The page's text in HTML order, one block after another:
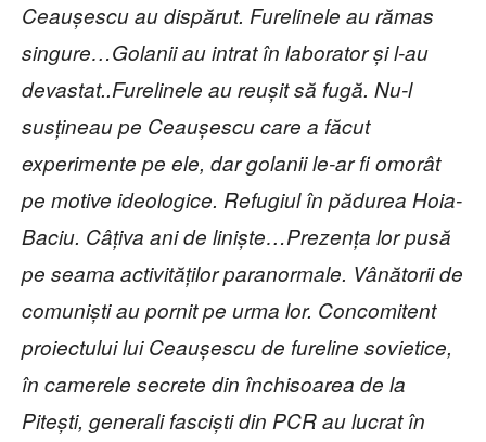
Ceaușescu au dispărut. Furelinele au rămas
singure…Golanii au intrat în laborator și l-au
devastat..Furelinele au reușit să fugă. Nu-l
susțineau pe Ceaușescu care a făcut
experimente pe ele, dar golanii le-ar fi omorât
pe motive ideologice. Refugiul în pădurea Hoia-
Baciu. Câțiva ani de liniște…Prezența lor pusă
pe seama activităților paranormale. Vânătorii de
comuniști au pornit pe urma lor. Concomitent
proiectului lui Ceaușescu de fureline sovietice,
în camerele secrete din închisoarea de la
Pitești, generali fasciști din PCR au lucrat în